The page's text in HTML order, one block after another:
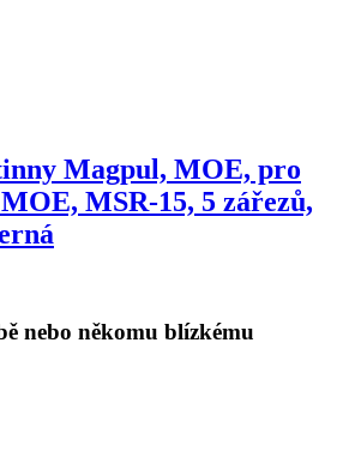
Magpul, MOE, pro
MSR-15, 5 zářezů,
nebo někomu blízkému